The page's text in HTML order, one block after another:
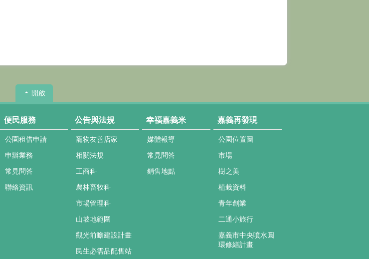
開啟
便民服務
公園租借申請
申辦業務
常見問答
聯絡資訊
公告與法規
寵物友善店家
相關法規
工商科
農林畜牧科
市場管理科
山坡地範圍
觀光前瞻建設計畫
民生必需品配售站
幸福嘉義米
媒體報導
常見問答
銷售地點
嘉義再發現
公園位置圖
市場
樹之美
植栽資料
青年創業
二通小旅行
嘉義市中央噴水圓
環修繕計畫